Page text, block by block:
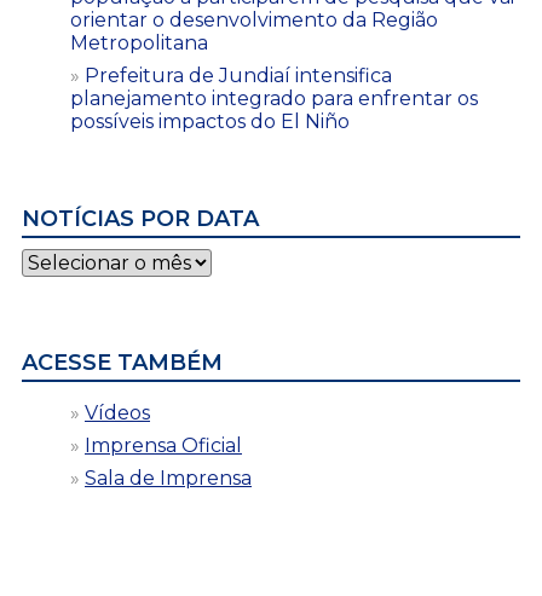
orientar o desenvolvimento da Região
Metropolitana
Prefeitura de Jundiaí intensifica
planejamento integrado para enfrentar os
possíveis impactos do El Niño
NOTÍCIAS POR DATA
Notícias
por
ACESSE TAMBÉM
Vídeos
Imprensa Oficial
Sala de Imprensa